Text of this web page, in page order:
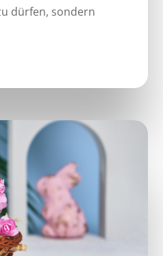
dürfen, sondern